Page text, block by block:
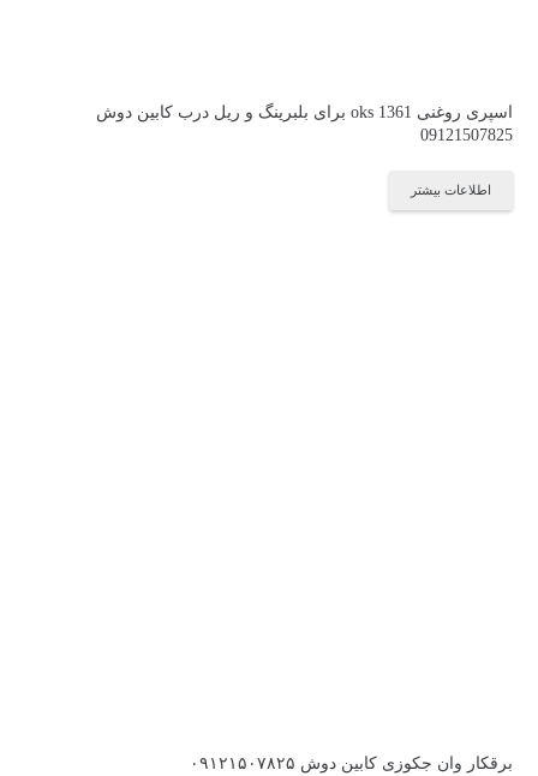
اسپری روغنی oks 1361 برای بلبرینگ و ریل درب کابین دوش
09121507825
اطلاعات بیشتر
برقکار وان جکوزی کابین دوش ۰۹۱۲۱۵۰۷۸۲۵